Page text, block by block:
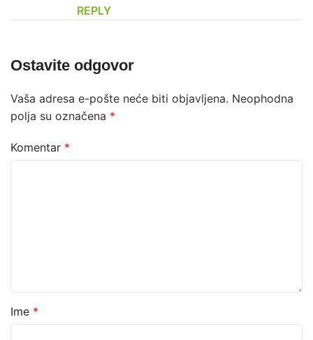
REPLY
Ostavite odgovor
Vaša adresa e-pošte neće biti objavljena. Neophodna
polja su označena *
Komentar *
Ime *